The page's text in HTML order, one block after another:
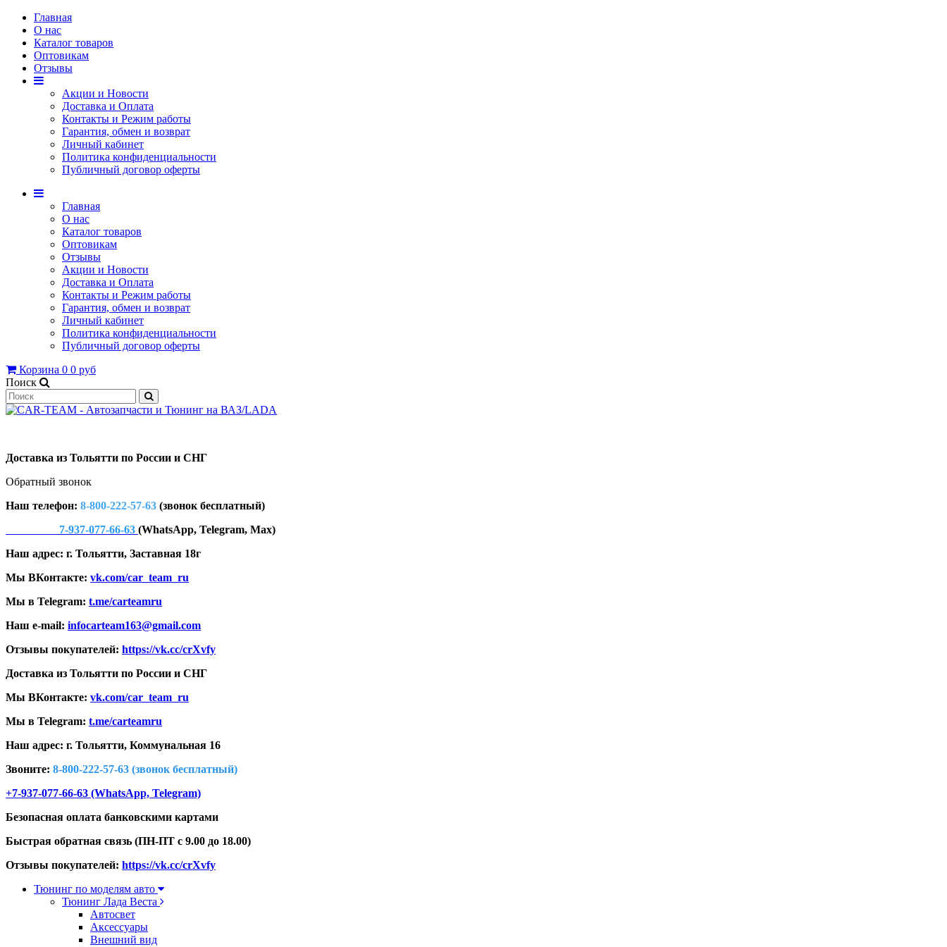
Главная
О нас
Каталог товаров
Оптовикам
Отзывы
Акции и Новости
Доставка и Оплата
Контакты и Режим работы
Гарантия, обмен и возврат
Личный кабинет
Политика конфиденциальности
Публичный договор оферты
Главная
О нас
Каталог товаров
Оптовикам
Отзывы
Акции и Новости
Доставка и Оплата
Контакты и Режим работы
Гарантия, обмен и возврат
Личный кабинет
Политика конфиденциальности
Публичный договор оферты
Корзина 0 0 руб
Поиск
Доставка из Тольятти по России и СНГ
Обратный звонок
Наш телефон: 8-800-222-57-63 (звонок бесплатный)
7-937-077-66-63 (WhatsApp, Telegram, Max)
Наш адрес: г. Тольятти, Заставная 18г
Мы ВКонтакте: vk.com/car_team_ru
Мы в Telegram: t.me/carteamru
Наш e-mail: infocarteam163@gmail.com
Отзывы покупателей: https://vk.cc/crXvfy
Доставка из Тольятти по России и СНГ
Мы ВКонтакте: vk.com/car_team_ru
Мы в Telegram: t.me/carteamru
Наш адрес: г. Тольятти, Коммунальная 16
Звоните: 8-800-222-57-63 (звонок бесплатный)
+7-937-077-66-63 (WhatsApp, Telegram)
Безопасная оплата банковскими картами
Быстрая обратная связь (ПН-ПТ с 9.00 до 18.00)
Отзывы покупателей: https://vk.cc/crXvfy
Тюнинг по моделям авто
Тюнинг Лада Веста
Автосвет
Аксессуары
Внешний вид